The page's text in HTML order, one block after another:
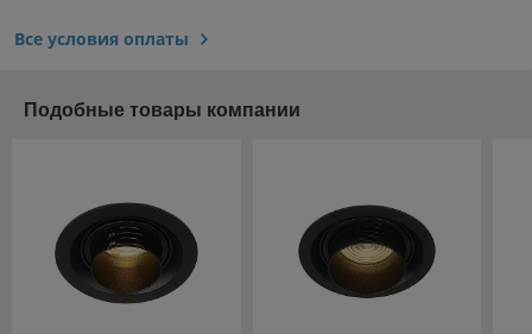
Все условия оплаты
Подобные товары компании